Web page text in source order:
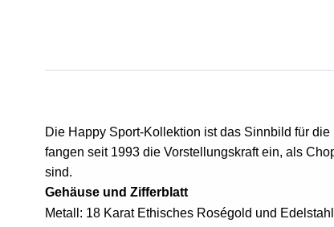
Die Happy Sport-Kollektion ist das Sinnbild für
fangen seit 1993 die Vorstellungskraft ein, als
sind.
Gehäuse und Zifferblatt
Metall: 18 Karat Ethisches Roségold und Edelstahl